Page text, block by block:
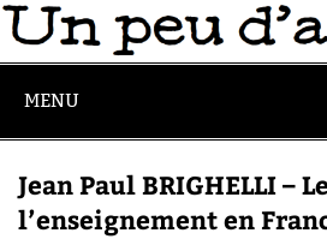
MENU
Jean Paul BRIGHELLI –
l’enseignement en